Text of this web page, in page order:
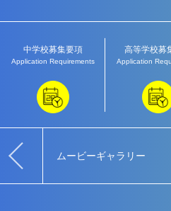
中学校募集要項
Application Requirements
高等学校募
Application
ムービーギャラリー